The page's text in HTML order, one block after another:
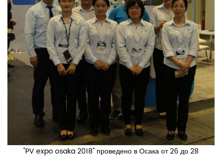
"PV expo osaka 2018" проведено в Осака от 26 до 28